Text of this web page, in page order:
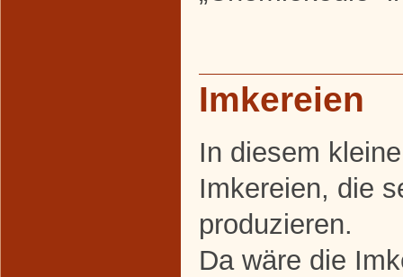
Imkereien
In diesem
Imkereien, die
produzieren.
Da wäre die